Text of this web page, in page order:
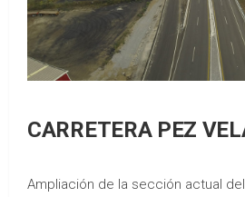
CARRETERA PEZ
Ampliación de la sección actual